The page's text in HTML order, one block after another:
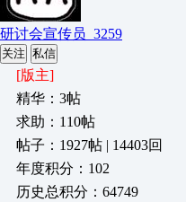
研讨会宣传员_3259
关注 私信
[版主]
精华：3帖
求助：110帖
帖子：1927帖 | 14403回
年度积分：102
历史总积分：64749